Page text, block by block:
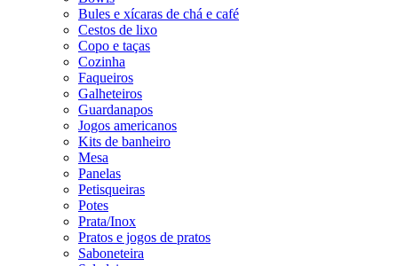
Bules e xícaras de chá e café
Cestos de lixo
Copo e taças
Cozinha
Faqueiros
Galheteiros
Guardanapos
Jogos americanos
Kits de banheiro
Mesa
Panelas
Petisqueiras
Potes
Prata/Inox
Pratos e jogos de pratos
Saboneteira